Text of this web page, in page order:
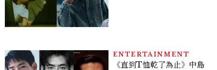
ENTERTAINMENT
《直到T恤乾了為止》中島